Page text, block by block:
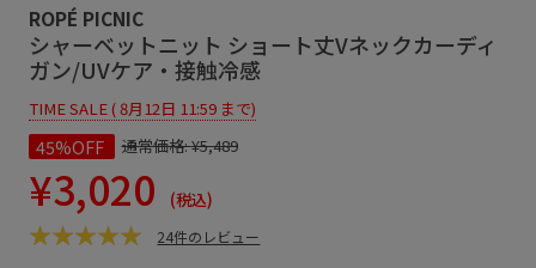
ROPÉ PICNIC
シャーベットニット ショート丈Vネックカーディ
ガン/UVケア・接触冷感
TIME SALE ( 8月12日 11:59 まで)
45%OFF 通常価格:¥5,489
¥3,020 (税込)
24件のレビュー